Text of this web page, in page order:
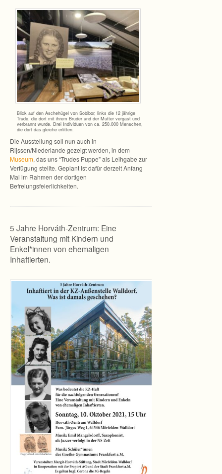
Blick auf den Asche­hü­gel von Sobi­bor, links die 12 jäh­rige
Trude, die dort mit ihrem Bru­der und der Mut­ter ver­gast und
ver­brannt wurde. Drei Indi­vi­duen von ca. 250.000 Men­schen,
die dort das glei­che erlitten.
Die Aus­stel­lung soll nun auch in
Rijssen/Niederlande gezeigt wer­den, in dem
Museum, das uns “Tru­des Puppe” als Leih­gabe zur
Ver­fü­gung stellte. Geplant ist dafür der­zeit Anfang
Mai im Rah­men der dor­ti­gen
Befreiungsfeierlichkeiten.
5 Jahre Horváth-Zentrum: Eine
Veranstaltung mit Kindern und
Enkel*innen von ehemaligen
Inhaftierten.